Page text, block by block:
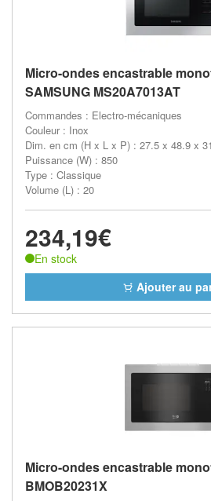
Micro-ondes encastrable
SAMSUNG MS20A7013AT
Commandes : Electro-mécaniques
Couleur : Inox
Dim. en cm (H x L x P) : 27.5 x 48.9 x
Puissance (W) : 850
Type : Classique
Volume (L) : 20
234,19€
En stock
Ajouter au
Micro-ondes encastrable
BMOB20231X